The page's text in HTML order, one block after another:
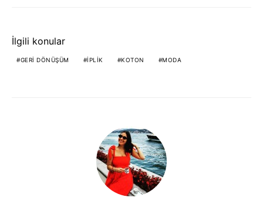
İlgili konular
GERI DÖNÜŞÜM IPLIK KOTON MODA